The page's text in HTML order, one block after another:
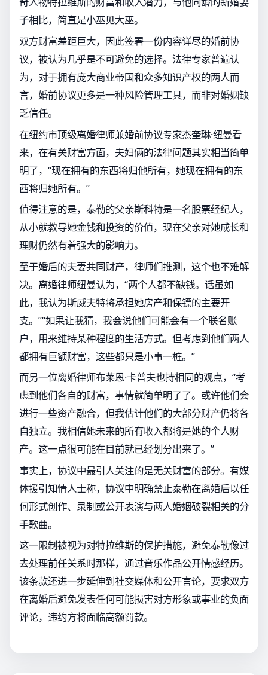
子相比，简直是小巫见大巫。
双方财富差距巨大，因此签署一份内容详尽的婚前协
议，被认为几乎是不可避免的选择。法律专家普遍认
为，对于拥有庞大商业帝国和众多知识产权的两人而
言，婚前协议更多是一种风险管理工具，而非对婚姻缺
乏信任。
在纽约市顶级离婚律师兼婚前协议专家杰奎琳·纽曼看
来，在有关财富方面，夫妇俩的法律问题其实相当简单
明了，“现在拥有的东西将归他所有，她现在拥有的东
西将归她所有。”
值得注意的是，泰勒的父亲斯科特是一名股票经纪人，
从小就教导她金钱和投资的价值，现在父亲对她成长和
理财仍然有着强大的影响力。
至于婚后的夫妻共同财产，律师们推测，这个也不难解
决。离婚律师纽曼认为，“两个人都不缺钱。话虽如
此，我认为斯威夫特将承担她房产和保镖的主要开
支。”“如果让我猜，我会说他们可能会有一个联名账
户，用来维持某种程度的生活方式。但考虑到他们两人
都拥有巨额财富，这些都只是小事一桩。”
而另一位离婚律师布莱恩·卡普夫也持相同的观点，“考
虑到他们各自的财富，事情就简单明了了。或许他们会
进行一些资产融合，但我估计他们的大部分财产仍将各
自独立。我相信她未来的所有收入都将是她的个人财
产。这一点很可能在目前就已经划分出来了。”
事实上，协议中最引人关注的是无关财富的部分。有媒
体援引知情人士称，协议中明确禁止泰勒在离婚后以任
何形式创作、录制或公开表演与两人婚姻破裂相关的分
手歌曲。
这一限制被视为对特拉维斯的保护措施，避免泰勒像过
去处理前任关系时那样，通过音乐作品公开情感经历。
该条款还进一步延伸到社交媒体和公开言论，要求双方
在离婚后避免发表任何可能损害对方形象或事业的负面
评论，违约方将面临高额罚款。